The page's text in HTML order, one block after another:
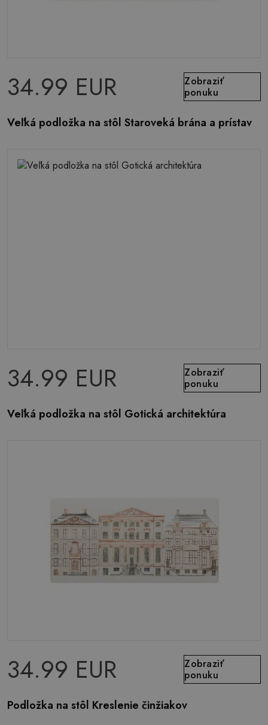
34.99 EUR
Zobraziť
ponuku
Veľká podložka na stôl Staroveká brána a prístav
34.99 EUR
Zobraziť
ponuku
Veľká podložka na stôl Gotická architektúra
34.99 EUR
Zobraziť
ponuku
Podložka na stôl Kreslenie činžiakov